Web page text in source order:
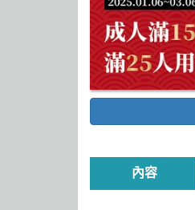
內容